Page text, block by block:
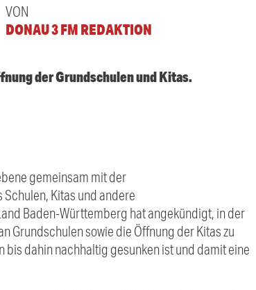
VON
DONAU 3 FM REDAKTION
der Grundschulen und Kitas.
gemeinsam mit der
Kitas und andere
Baden-Württemberg hat angekündigt, in der
Grundschulen sowie die Öffnung der Kitas zu
dahin nachhaltig gesunken ist und damit eine